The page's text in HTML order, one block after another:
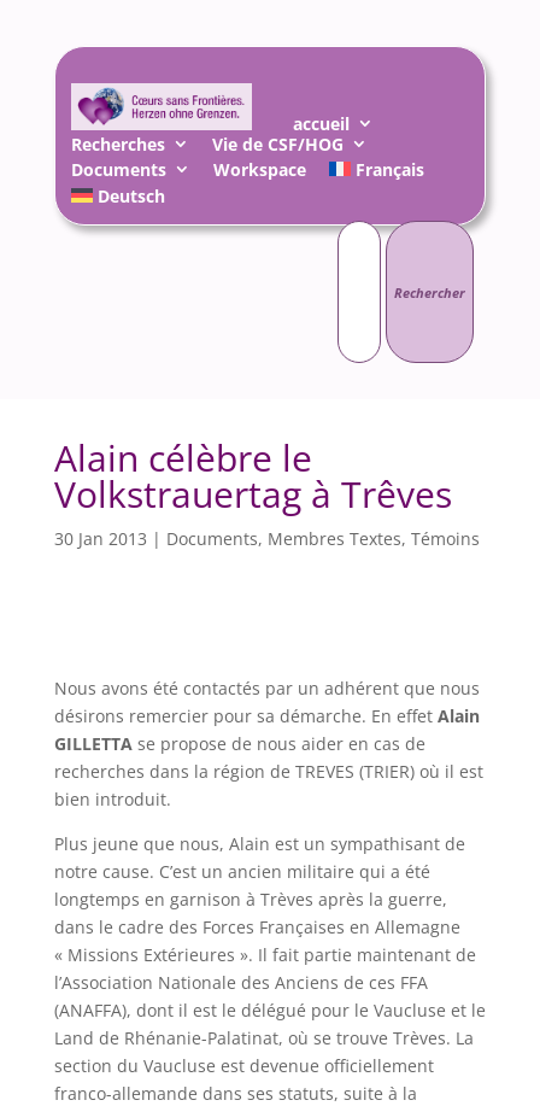
accueil
Recherches
Vie de CSF/HOG
Documents
Workspace
Français
Deutsch
Rechercher :
Alain célèbre le
Volkstrauertag à Trêves
30 Jan 2013 | Documents, Membres Textes, Témoins
Nous avons été contactés par un adhérent que nous
désirons remercier pour sa démarche. En effet Alain
GILLETTAse propose de nous aider en cas de
recherches dans la région de TREVES (TRIER) où il est
bien introduit.
Plus jeune que nous, Alain est un sympathisant de
notre cause. C’est un ancien militaire qui a été
longtemps en garnison à Trèves après la guerre,
dans le cadre des Forces Françaises en Allemagne
« Missions Extérieures ». Il fait partie maintenant de
l’Association Nationale des Anciens de ces FFA
(ANAFFA), dont il est le délégué pour le Vaucluse et le
Land de Rhénanie-Palatinat, où se trouve Trèves. La
section du Vaucluse est devenue officiellement
franco-allemande dans ses statuts, suite à la